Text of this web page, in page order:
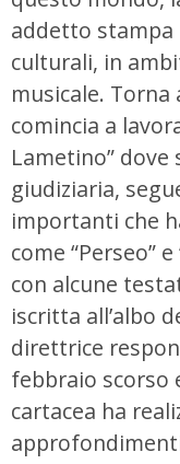
addetto stampa
culturali, in
musicale. Torna
comincia a
Lametino” dove
giudiziaria,
importanti che
come “Perseo”
con alcune
iscritta all’albo
direttrice
febbraio scorso
cartacea ha